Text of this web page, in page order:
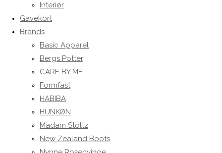
Interiør
Gavekort
Brands
Basic Apparel
Bergs Potter
CARE BY ME
Formfast
HABIBA
HUNKØN
Madam Stoltz
New Zealand Boots